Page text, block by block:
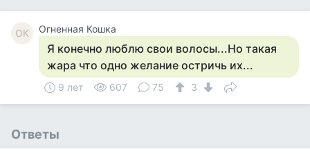
ОК Огненная Кошка
Я конечно люблю свои волосы...Но такая
жара что одно желание остричь их...
9 лет 607 75 3
Ответы